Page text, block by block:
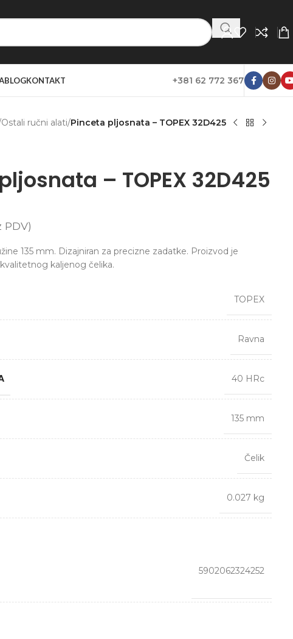
BLOGKONTAKT +381 62 772 367
Ostali ručni alati/Pinceta pljosnata – TOPEX 32D425
– TOPEX 32D425
PDV)
135 mm. Dizajniran za precizne zadatke. Proizvod je
kaljenog čelika.
TOPEX
Ravna
40 HRc
135 mm
Čelik
0.027 kg
5902062324252